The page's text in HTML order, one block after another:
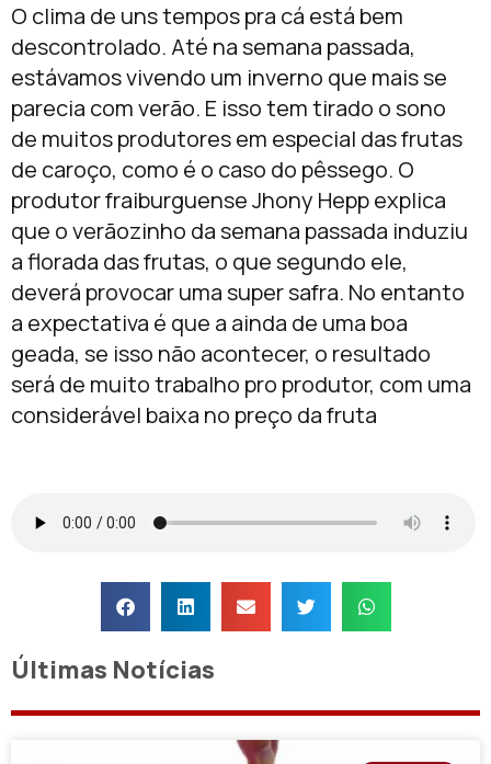
O clima de uns tempos pra cá está bem
descontrolado. Até na semana passada,
estávamos vivendo um inverno que mais se
parecia com verão. E isso tem tirado o sono
de muitos produtores em especial das frutas
de caroço, como é o caso do pêssego. O
produtor fraiburguense Jhony Hepp explica
que o verãozinho da semana passada induziu
a florada das frutas, o que segundo ele,
deverá provocar uma super safra. No entanto
a expectativa é que a ainda de uma boa
geada, se isso não acontecer, o resultado
será de muito trabalho pro produtor, com uma
considerável baixa no preço da fruta
Últimas Notícias